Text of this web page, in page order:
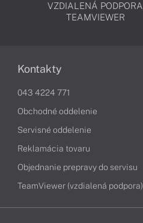
VZDIALENÁ PODPORA
TEAMVIEWER
Kontakty
043 4224 771
Obchodné oddelenie
Servisné oddelenie
Reklamácia tovaru
Objednanie prepravy do servisu
TeamViewer (vzdialená podpora)